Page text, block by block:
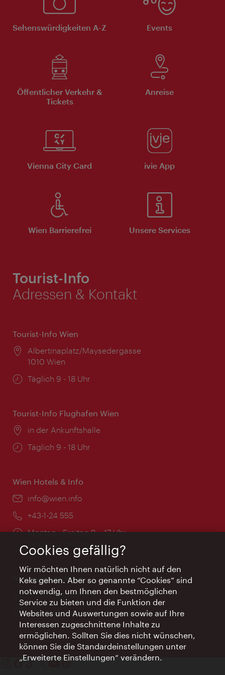
Sehenswürdigkeiten A-Z Events
Öffentlicher Verkehr &
Tickets
Anreise
Vienna City Card ivie App
Wien Barrierefrei Unsere Services
Tourist-Info
Adressen & Kontakt
Tourist-Info Wien
Ort:
Albertinaplatz/Maysedergasse
1010 Wien
Öffnungszeiten:
Täglich 9 - 18 Uhr
Tourist-Info Flughafen Wien
Ort:
in der Ankunftshalle
Öffnungszeiten:
Täglich 9 - 18 Uhr
Wien Hotels & Info
Email:
info@wien.info
Telefon:
+43-1-24 555
Öffnungszeiten:
Montag - Freitag 9 – 17 Uhr
Feiertags geschlossen
AI Concierge Wien
Ort:
concierge.wien.info
Öffnungszeiten:
Informationen rund um die Uhr
Cookies gefällig?
Wir möchten Ihnen natürlich nicht auf den
Keks gehen. Aber so genannte “Cookies” sind
notwendig, um Ihnen den bestmöglichen
Service zu bieten und die Funktion der
Websites und Auswertungen sowie auf Ihre
Interessen zugeschnittene Inhalte zu
ermöglichen. Sollten Sie dies nicht wünschen,
können Sie die Standardeinstellungen unter
„Erweiterte Einstellungen“ verändern.